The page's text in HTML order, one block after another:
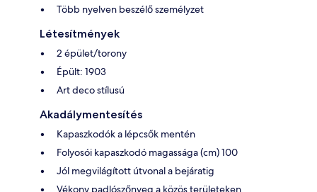
Több nyelven beszélő személyzet
Létesítmények
2 épület/torony
Épült: 1903
Art deco stílusú
Akadálymentesítés
Kapaszkodók a lépcsők mentén
Folyosói kapaszkodó magassága (cm) 100
Jól megvilágított útvonal a bejáratig
Vékony padlószőnyeg a közös területeken